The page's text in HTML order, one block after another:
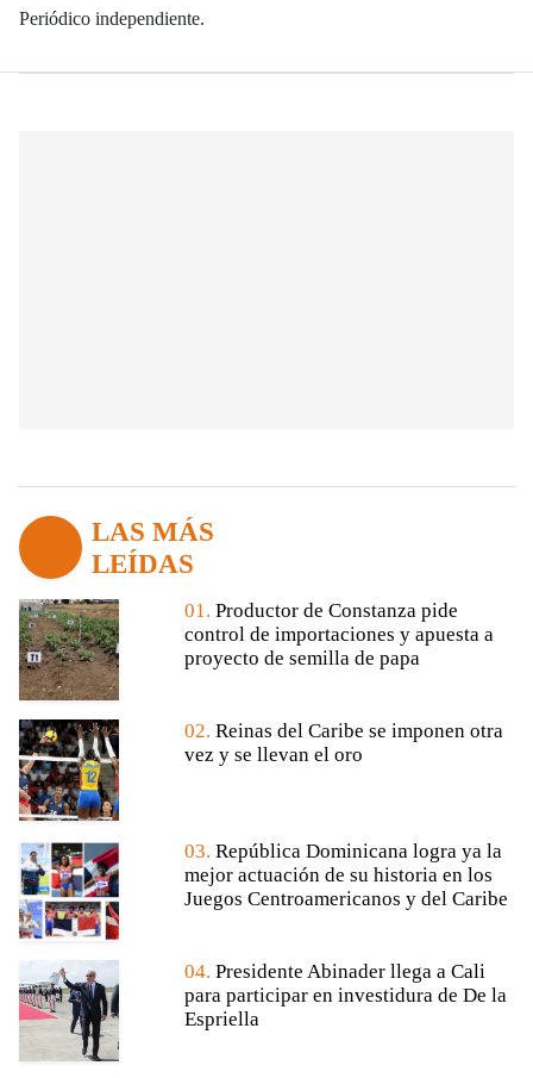
Periódico independiente.
LAS MÁS
LEÍDAS
01. Productor de Constanza pide
control de importaciones y apuesta a
proyecto de semilla de papa
02. Reinas del Caribe se imponen otra
vez y se llevan el oro
03. República Dominicana logra ya la
mejor actuación de su historia en los
Juegos Centroamericanos y del Caribe
04. Presidente Abinader llega a Cali
para participar en investidura de De la
Espriella